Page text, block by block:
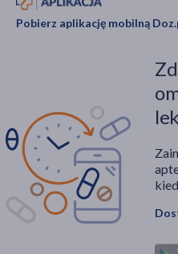
Pobierz aplikację mobilną